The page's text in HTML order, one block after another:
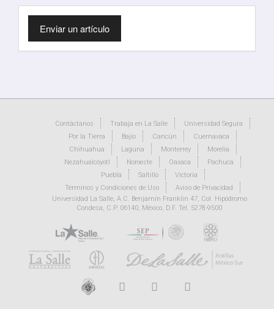
Enviar
un
artículo
Enviar un artículo
Contáctanos Trabaja en La Salle
Universidad Segura
Por la Tierra
Bajío Cancún
Cuernavaca
Chihuahua
Laguna Monterrey
Morelia
Nezahualcóyotl
Noroeste Oaxaca
Pachuca
Puebla
Saltillo
Victoria
Términos y Condiciones de Uso
Aviso de Privacidad
Universidad La Salle, A.C. Benjamín Franklin 47, Col. Hipódromo
Condesa, C.P. 06140, México, D.F. Tel. 5278-9500